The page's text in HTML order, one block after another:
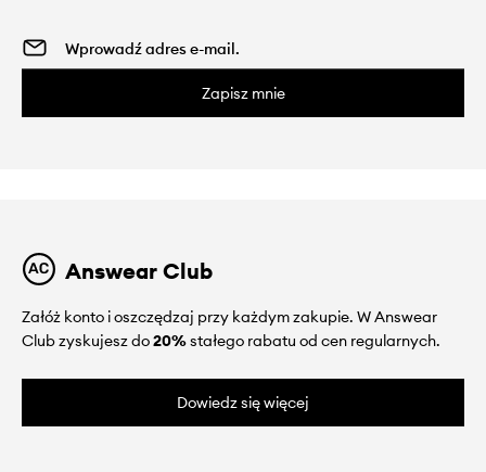
Zapisz mnie
Answear Club
Załóż konto i oszczędzaj przy każdym zakupie. W Answear
Club zyskujesz do20%stałego rabatu od cen regularnych.
Dowiedz się więcej